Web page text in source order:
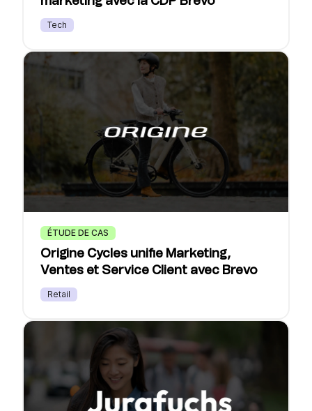
Tech
ÉTUDE DE CAS
Origine Cycles unifie Marketing,
Ventes et Service Client avec Brevo
Retail